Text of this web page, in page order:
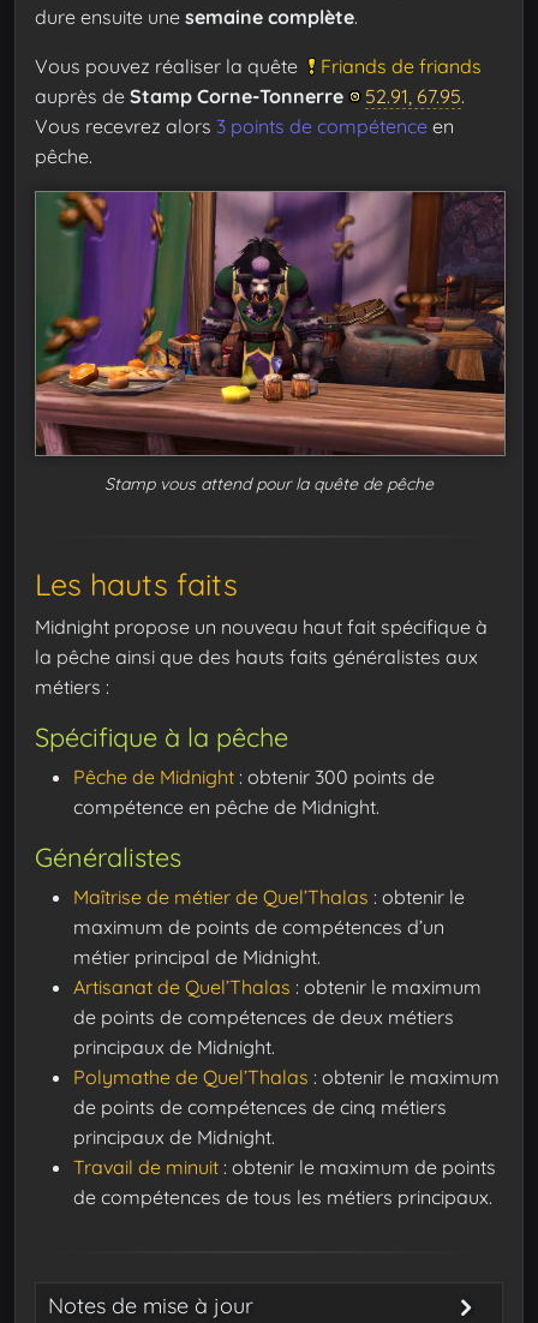
dure ensuite une semaine complète.
Vous pouvez réaliser la quête
Friands de friands
auprès de Stamp Corne-Tonnerre 52.91, 67.95.
Vous recevrez alors 3 points de compétence en
pêche.
Stamp vous attend pour la quête de pêche
Les hauts faits
Midnight propose un nouveau haut fait spécifique à
la pêche ainsi que des hauts faits généralistes aux
métiers :
Spécifique à la pêche
Pêche de Midnight : obtenir 300 points de
compétence en pêche de Midnight.
Généralistes
Maîtrise de métier de Quel’Thalas : obtenir le
maximum de points de compétences d’un
métier principal de Midnight.
Artisanat de Quel’Thalas : obtenir le maximum
de points de compétences de deux métiers
principaux de Midnight.
Polymathe de Quel’Thalas : obtenir le maximum
de points de compétences de cinq métiers
principaux de Midnight.
Travail de minuit : obtenir le maximum de points
de compétences de tous les métiers principaux.
Notes de mise à jour